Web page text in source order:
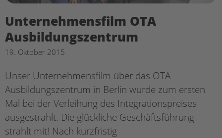
Unternehmensfilm OTA
Ausbildungszentrum
19. Oktober 2015
Unser Unternehmensfilm über das OTA
Ausbildungszentrum in Berlin wurde zum ersten
Mal bei der Verleihung des Integrationspreises
ausgestrahlt. Die glückliche Geschäftsführung
strahlt mit! Nach kurzfristig